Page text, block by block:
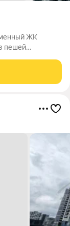
ЖК
пешей
Товарная и